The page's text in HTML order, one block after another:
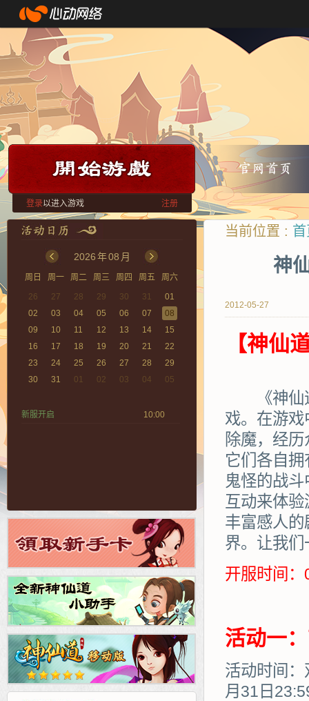
登录以进入游戏 注册
2026年08 月
周日 周一 周二 周三 周四 周五
周六
26
27 28 29 30 31
01
02
03 04 05 06 07
08
09
10 11 12 13 14
15
16
17 18 19 20 21
22
23
24 25 26 27 28
29
30
31 01 02 03 04 05
新服开启 10:00
当前位置 :
神
2012-05-27
【神仙
《神仙道
戏。在游
除魔，经
它们各自
鬼怪的战
互动来体
丰富感人
界。让我们
开服时间
活动一
活动时间
月31日